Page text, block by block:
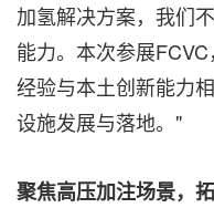
加氢解决方案，我们
能力。本次参展
经验与本土创新能力
设施发展与落地。"
聚焦高压加注场景，